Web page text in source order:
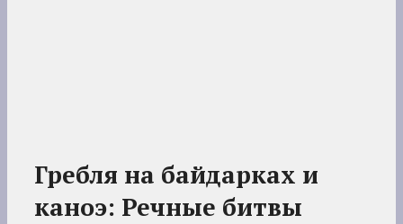
Гребля на байдарках и
каноэ: Речные битвы